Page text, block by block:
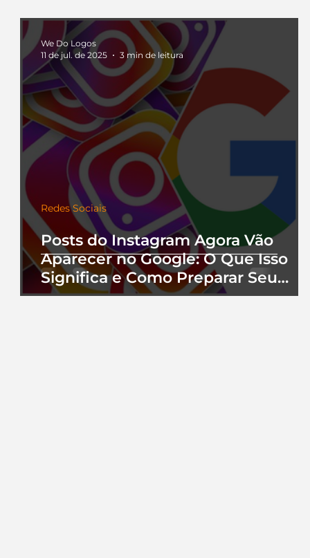
Posts do Instagram Agora Vão
Aparecer no Google: O Que Isso
Significa e Como Preparar Seu
Perfil
Redes Sociais
We Do Logos
11 de jul. de 2025
3 min de leitura